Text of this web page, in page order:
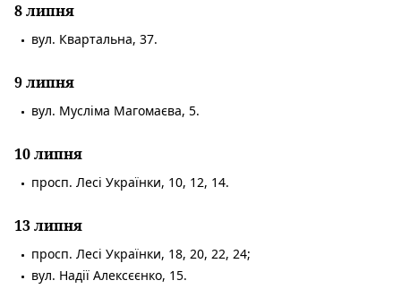
8 липня
вул. Квартальна, 37.
9 липня
вул. Мусліма Магомаєва, 5.
10 липня
просп. Лесі Українки, 10, 12, 14.
13 липня
просп. Лесі Українки, 18, 20, 22, 24;
вул. Надії Алексєєнко, 15.